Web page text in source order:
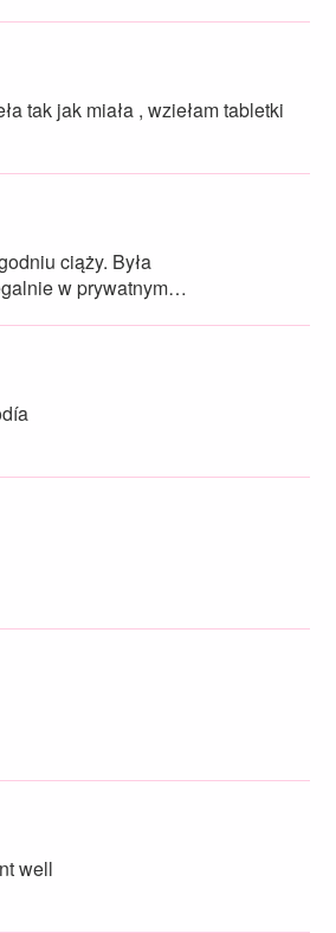
tak jak miała , wziełam tabletki
ciąży. Była
w prywatnym…
well